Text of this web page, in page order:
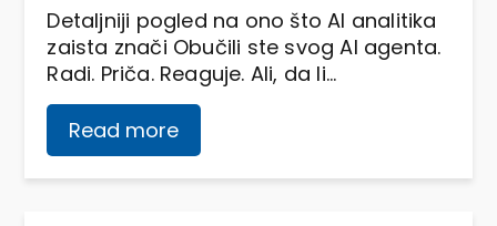
Detaljniji pogled na ono što AI analitika
zaista znači Obučili ste svog AI agenta.
Radi. Priča. Reaguje. Ali, da li…
Read more